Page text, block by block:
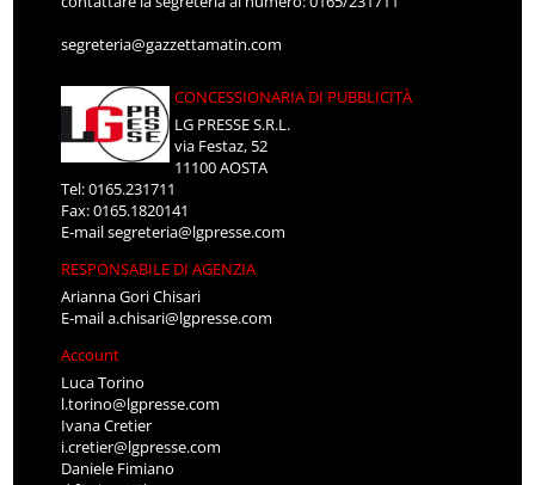
segreteria@gazzettamatin.com
CONCESSIONARIA DI PUBBLICITÀ
LG PRESSE S.R.L.
via Festaz, 52
11100 AOSTA
Tel: 0165.231711
Fax: 0165.1820141
E-mailsegreteria@lgpresse.com
RESPONSABILE DI AGENZIA
Arianna Gori Chisari
E-maila.chisari@lgpresse.com
Account
Luca Torino
l.torino@lgpresse.com
Ivana Cretier
i.cretier@lgpresse.com
Daniele Fimiano